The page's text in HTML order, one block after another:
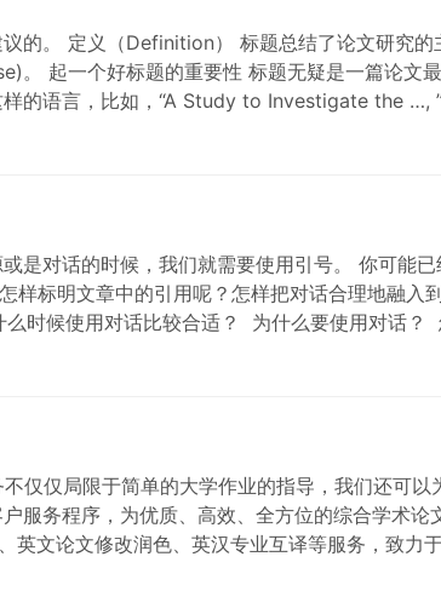
的。 定义（Definition） 标题总结了论文研究
起一个好标题的重要性 标题无疑是一篇论文
的语言，比如，“A Study to Investigate the …,
是对话的时候，我们就需要使用引号。 你可能
样标明文章中的引用呢？怎样把对话合理地融
时候使用对话比较合适？ 为什么要使用对话？
仅仅局限于简单的大学作业的指导，我们还可
服务程序，为优质、高效、全方位的综合学术
文论文修改润色、英汉专业互译等服务，致力